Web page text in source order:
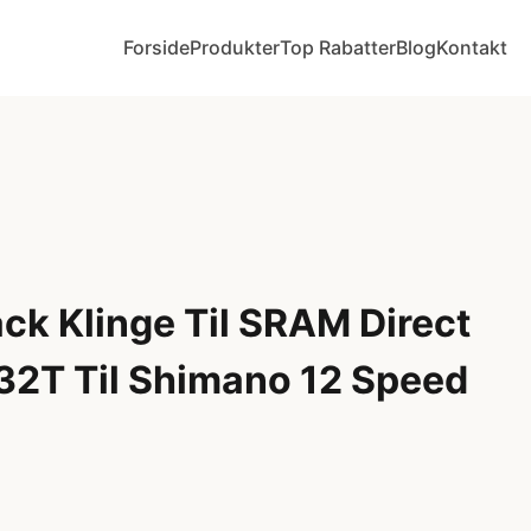
ForsideProdukterTop RabatterBlogKontakt
Klinge Til SRAM Direct
Til Shimano 12 Speed